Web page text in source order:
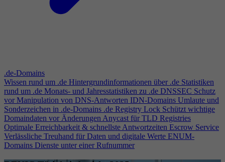
.de-Domains
Wissen rund um .de Hintergrundinformationen über .de Statistiken
rund um .de Monats- und Jahresstatistiken zu .de DNSSEC Schutz
vor Manipulation von DNS-Antworten IDN-Domains Umlaute und
Sonderzeichen in .de-Domains .de Registry Lock Schützt wichtige
Domaindaten vor ÄnderungenAnycast für TLD Registries
Optimale Erreichbarkeit & schnellste Antwortzeiten Escrow Service
Verlässliche Treuhand für Daten und digitale Werte ENUM-
Domains Dienste unter einer Rufnummer